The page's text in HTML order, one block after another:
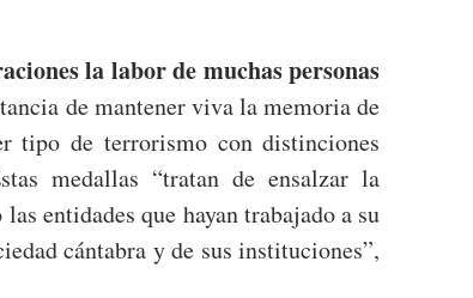
la labor de muchas personas
de mantener viva la memoria de
tipo de terrorismo con distinciones
medallas “tratan de ensalzar la
entidades que hayan trabajado a su
cántabra y de sus instituciones”,